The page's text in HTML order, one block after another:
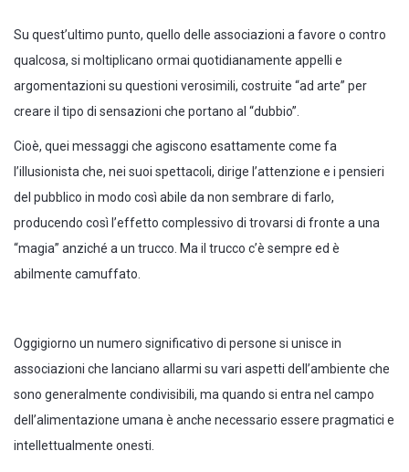
Su quest’ultimo punto, quello delle associazioni a favore o contro
qualcosa, si moltiplicano ormai quotidianamente appelli e
argomentazioni su questioni verosimili, costruite “ad arte” per
creare il tipo di sensazioni che portano al “dubbio”.
Cioè, quei messaggi che agiscono esattamente come fa
l’illusionista che, nei suoi spettacoli, dirige l’attenzione e i pensieri
del pubblico in modo così abile da non sembrare di farlo,
producendo così l’effetto complessivo di trovarsi di fronte a una
“magia” anziché a un trucco. Ma il trucco c’è sempre ed è
abilmente camuffato.
Oggigiorno un numero significativo di persone si unisce in
associazioni che lanciano allarmi su vari aspetti dell’ambiente che
sono generalmente condivisibili, ma quando si entra nel campo
dell’alimentazione umana è anche necessario essere pragmatici e
intellettualmente onesti.